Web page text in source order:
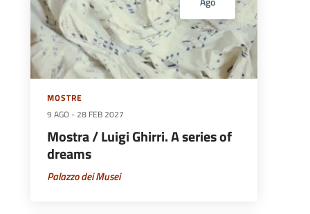
MOSTRE
9 AGO -28 FEB 2027
Mostra / Luigi Ghirri. A series of
dreams
Palazzo dei Musei